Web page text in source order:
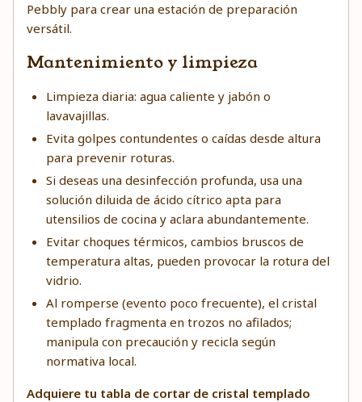
Pebbly para crear una estación de preparación
versátil.
Mantenimiento y limpieza
Limpieza diaria: agua caliente y jabón o
lavavajillas.
Evita golpes contundentes o caídas desde altura
para prevenir roturas.
Si deseas una desinfección profunda, usa una
solución diluida de ácido cítrico apta para
utensilios de cocina y aclara abundantemente.
Evitar choques térmicos, cambios bruscos de
temperatura altas, pueden provocar la rotura del
vidrio.
Al romperse (evento poco frecuente), el cristal
templado fragmenta en trozos no afilados;
manipula con precaución y recicla según
normativa local.
Adquiere tu tabla de cortar de cristal templado